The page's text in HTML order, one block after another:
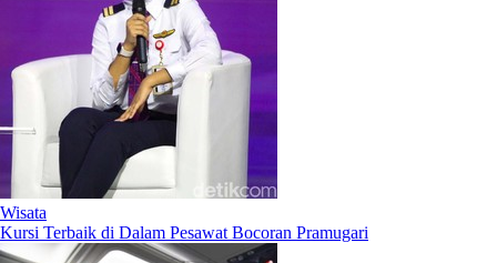
Wisata
Kursi Terbaik di Dalam Pesawat Bocoran Pramugari